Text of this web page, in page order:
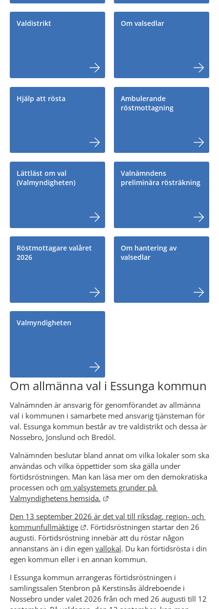
Valdistrikt Om valsedlar
Hjälp att rösta
Ambulerande
röstmottagning
Lättläst om val
(Valmyndigheten)
Valnämndens
preliminära rösträkning
Röstmottagare valåret
2026
Om hantering av
valsedlar
Valmyndigheten
Om allmänna val i Essunga kommun
Valnämnden är ansvarig för genomförandet av allmänna
val i kommunen i samarbete med ansvarig tjänsteman för
val. Essunga kommun består av tre valdistrikt och dessa är
Nossebro, Jonslund och Bredöl.
Valnämnden beslutar bland annat om vilka lokaler som ska
användas och vilka öppettider som ska gälla under
förtidsröstningen. Man kan läsa mer om den demokratiska
processen och om valsystemets grunder på
Valmyndighetens hemsida.
Länk till annan webbplats.
Den 13 september 2026 är det val till riksdag, region- och
kommunfullmäktige
Länk till annan webbplats.
. Förtidsröstningen startar den 26
augusti. Förtidsröstning innebär att du röstar någon
annanstans än i din egen vallokal. Du kan förtidsrösta i din
egen kommun eller i en annan kommun.
I Essunga kommun arrangeras förtidsröstningen i
samlingssalen Stenbron på Kerstinsås äldreboende i
Nossebro under valet 2026 från och med 26 augusti till 12